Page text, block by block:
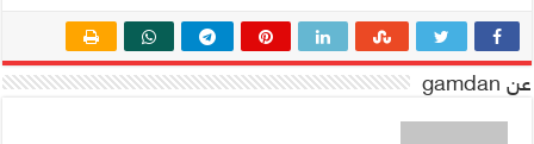
عن gamdan